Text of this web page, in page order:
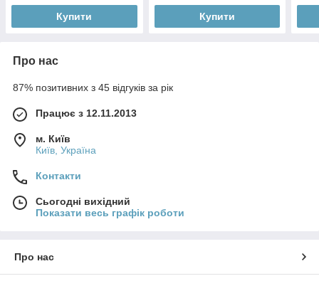
Купити Купити
Про нас
87% позитивних з 45 відгуків за рік
Працює з 12.11.2013
м. Київ
Київ, Україна
Контакти
Сьогодні вихідний
Показати весь графік роботи
Про нас